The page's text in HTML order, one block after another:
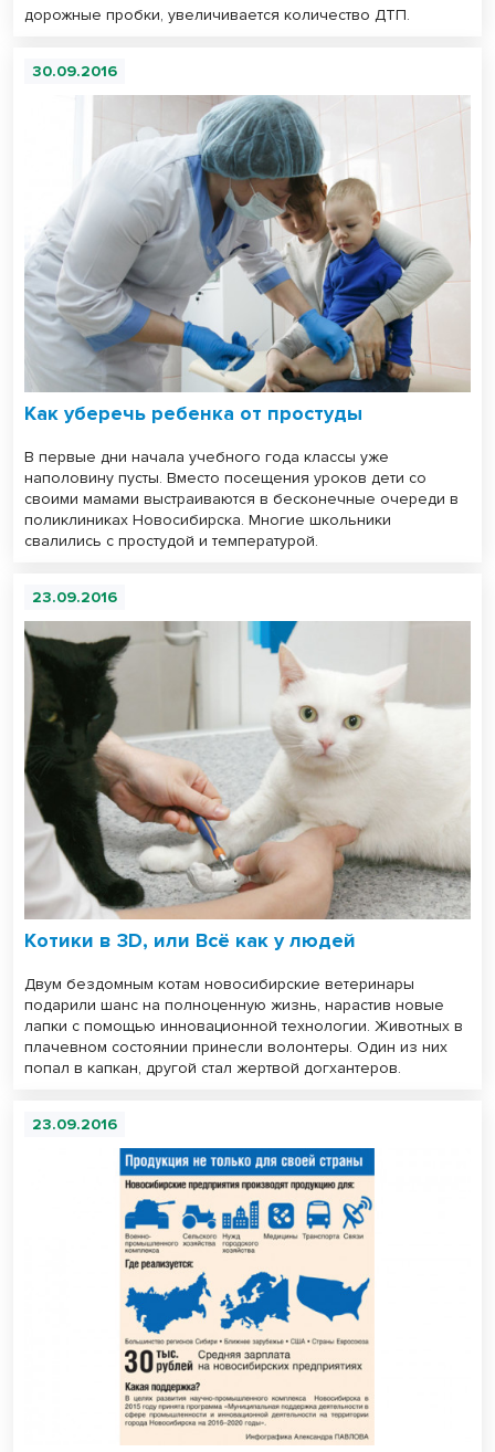
дорожные пробки, увеличивается количество ДТП.
30.09.2016
Как уберечь ребенка от простуды
В первые дни начала учебного года классы уже
наполовину пусты. Вместо посещения уроков дети со
своими мамами выстраиваются в бесконечные очереди в
поликлиниках Новосибирска. Многие школьники
свалились с простудой и температурой.
23.09.2016
Котики в 3D, или Всё как у людей
Двум бездомным котам новосибирские ветеринары
подарили шанс на полноценную жизнь, нарастив новые
лапки с помощью инновационной технологии. Животных в
плачевном состоянии принесли волонтеры. Один из них
попал в капкан, другой стал жертвой догхантеров.
23.09.2016